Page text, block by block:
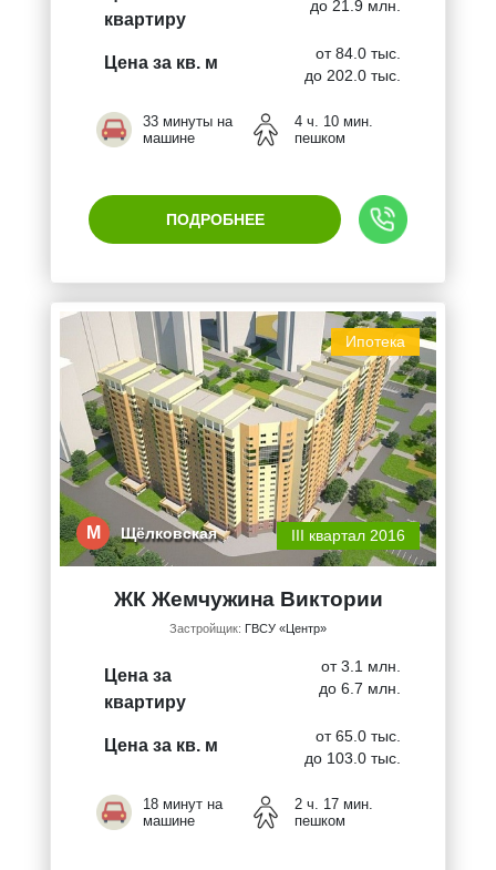
квартиру
до 21.9 млн.
Цена за кв. м
от 84.0 тыс.
до 202.0 тыс.
33 минуты на
машине
4 ч. 10 мин.
пешком
ПОДРОБНЕЕ
Ипотека
М Щёлковская III квартал 2016
ЖК Жемчужина Виктории
Застройщик: ГВСУ «Центр»
Цена за
квартиру
от 3.1 млн.
до 6.7 млн.
Цена за кв. м
от 65.0 тыс.
до 103.0 тыс.
18 минут на
машине
2 ч. 17 мин.
пешком